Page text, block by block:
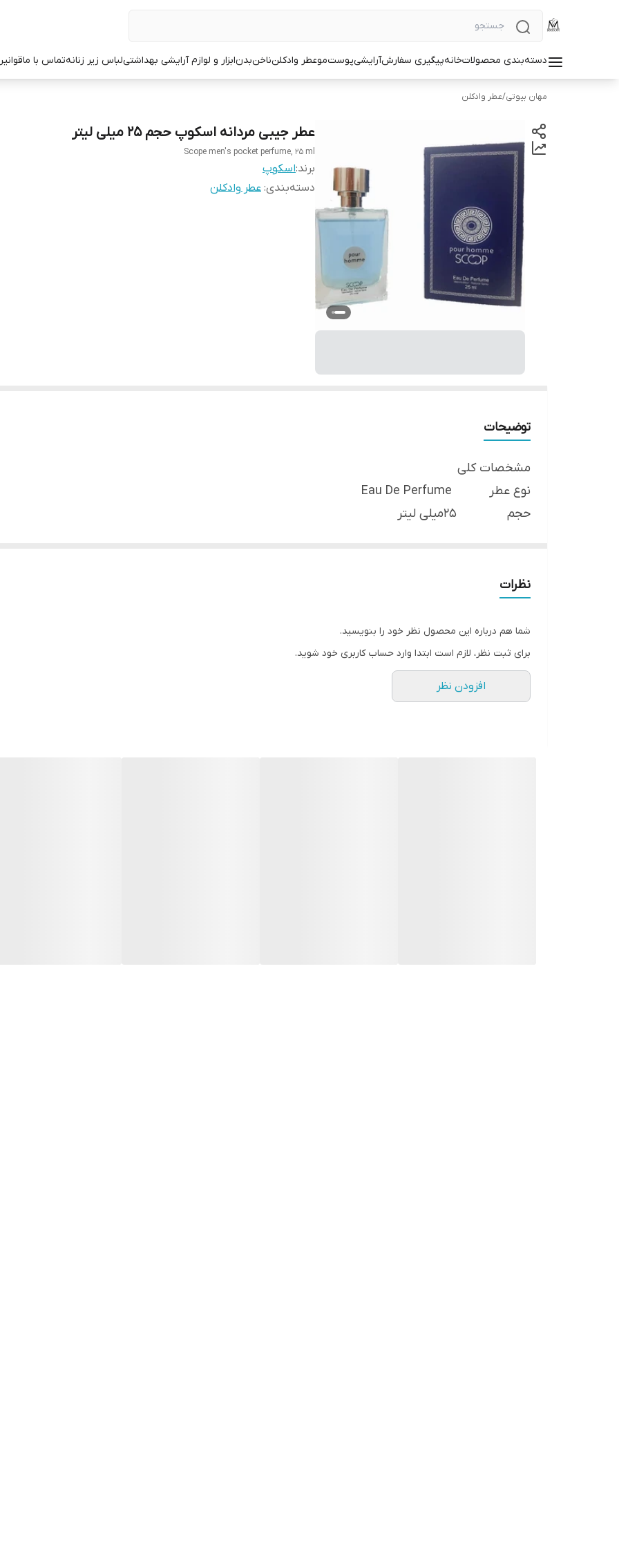
دسته‌بندی محصولاتخانهپیگیری سفارشآرایشیپوستموعطر وادکلنناخنبدنابزار و لوازم آرایشی بهداشتیلباس زیر زنانهتماس با ما
مهان بیوتی/عطر وادکلن
عطر جیبی مردانه اسکوپ حجم 25 میلی لیتر
Scope men's pocket perfume, 25 ml
برند:اسکوپ
دسته‌بندی: عطر وادکلن
توضیحات
مشخصات کلی
نوع عطر Eau De Perfume
حجم 25میلی لیتر
نوع رایحه رایحه خنک و تند
پخش بو خوب
اسانس ها
اسانس آغازی: گل رز, گل سوسن, لیمو, نارنج
نت میانی: چوب درخت سرو, گل شمعدانی, گیاهان دریایی
نظرات
شما هم درباره این محصول نظر خود را بنویسید.
برای ثبت نظر، لازم است ابتدا وارد حساب کاربری خود شوید.
افزودن نظر